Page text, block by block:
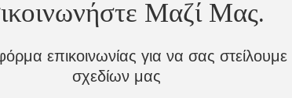
Μαζί Μας.
επικοινωνίας για να σας
σχεδίων μας